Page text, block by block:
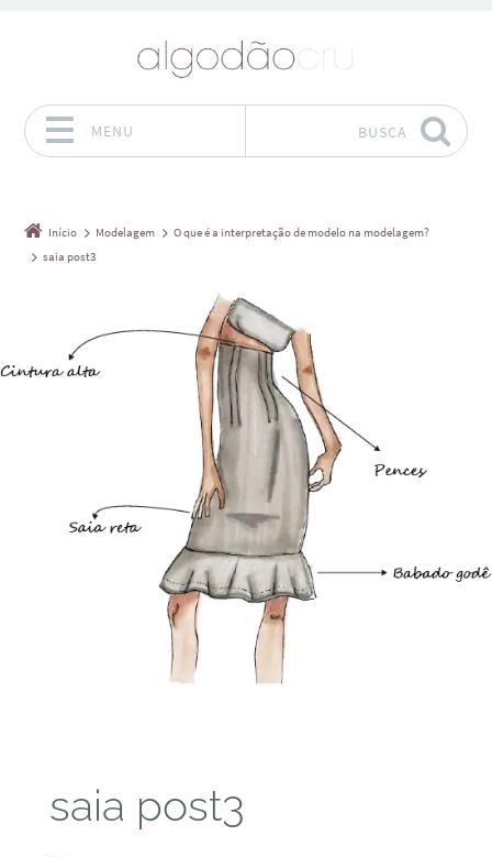
MENU BUSCA
Início Modelagem
O que é a interpretação de modelo na modelagem?
saia post3
saia post3